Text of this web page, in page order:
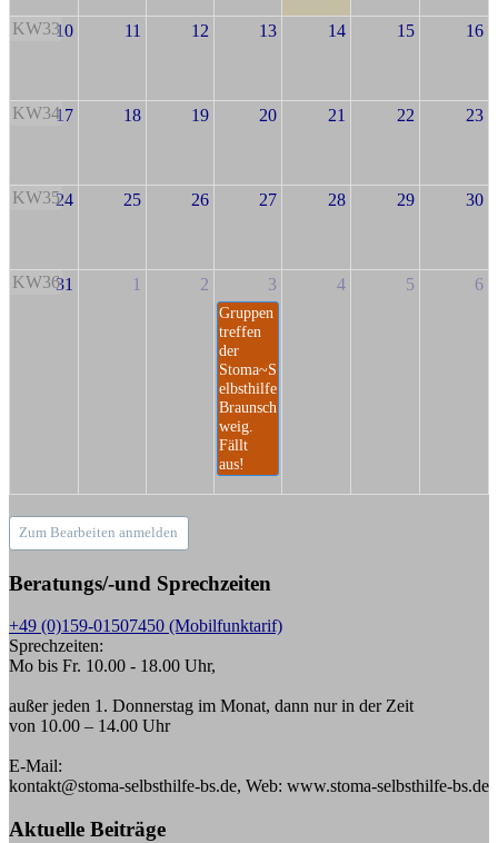
KW3310 11 12 13 14 15 16
KW3417 18 19 20 21 22 23
KW3524 25 26 27 28 29 30
KW3631 1 2 3
Gruppen
treffen
der
Stoma~S
elbsthilfe
Braunsch
weig.
Fällt
aus!
4 5 6
Zum Bearbeiten anmelden
Beratungs/-und Sprechzeiten
+49 (0)159-01507450 (Mobilfunktarif)
Sprechzeiten:
Mo bis Fr. 10.00 - 18.00 Uhr,
außer jeden 1. Donnerstag im Monat, dann nur in der Zeit
von 10.00 – 14.00 Uhr
E-Mail:
kontakt@stoma-selbsthilfe-bs.de, Web: www.stoma-selbsthilfe-bs.de
Aktuelle Beiträge